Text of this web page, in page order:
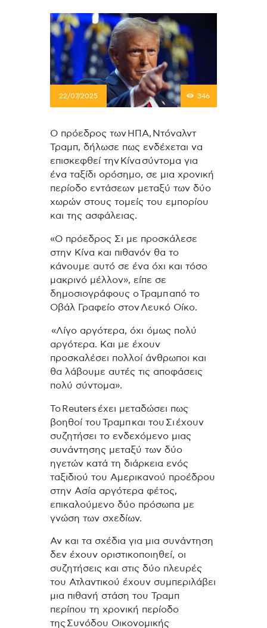
22/07/2025 346
Ο πρόεδρος των ΗΠΑ, Ντόναλντ
Τραμπ, δήλωσε πως ενδέχεται να
επισκεφθεί την Κίνα σύντομα για
ένα ταξίδι ορόσημο, σε μια χρονική
περίοδο εντάσεων μεταξύ των δύο
χωρών στους τομείς του εμπορίου
και της ασφάλειας.
«Ο πρόεδρος Σι με προσκάλεσε
στην Κίνα και πιθανόν θα το
κάνουμε αυτό σε ένα όχι και τόσο
μακρινό μέλλον», είπε σε
δημοσιογράφους ο Τραμπ από το
Οβάλ Γραφείο στον Λευκό Οίκο.
«Λίγο αργότερα, όχι όμως πολύ
αργότερα. Και με έχουν
προσκαλέσει πολλοί άνθρωποι και
θα λάβουμε αυτές τις αποφάσεις
πολύ σύντομα».
Το Reuters έχει μεταδώσει πως
βοηθοί του Τραμπ και του Σι έχουν
συζητήσει το ενδεχόμενο μιας
συνάντησης μεταξύ των δύο
ηγετών κατά τη διάρκεια ενός
ταξιδιού του Αμερικανού προέδρου
στην Ασία αργότερα φέτος,
επικαλούμενο δύο πρόσωπα με
γνώση των σχεδίων.
Αν και τα σχέδια για μια συνάντηση
δεν έχουν οριστικοποιηθεί, οι
συζητήσεις και στις δύο πλευρές
του Ατλαντικού έχουν συμπεριλάβει
μια πιθανή στάση του Τραμπ
περίπου τη χρονική περίοδο
της Συνόδου Οικονομικής